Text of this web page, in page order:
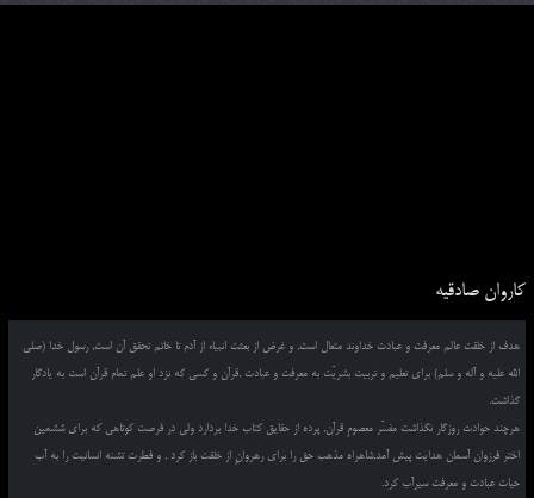
کاروان صادقیه
هدف از خلقت عالم معرفت و عبادت خداوند متعال است, و غرض از بعثت انبیاء از آدم تا خاتم تحقق آن است, رسول خدا (صلی
الله علیه و آله و سلم) برای تعلیم و تربیت بشریّت به معرفت و عبادت ,قرآن و کسی که نزد او علم تمام قرآن است به یادگار
گذاشت.
هرچند حوادث روزگار نگذاشت مفسّر معصومِ قرآن, پرده از حقایق کتاب خدا بردارد ولی در فرصت کوتاهی که برای ششمین
اختر فرزوان آسمان هدایت پیش آمد,شاهراه مذهب حق را برای رهروانِ از خلقت باز کرد , و فطرت تشنه انسانیت را به آب
حیات عبادت و معرفت سیرآب کرد.